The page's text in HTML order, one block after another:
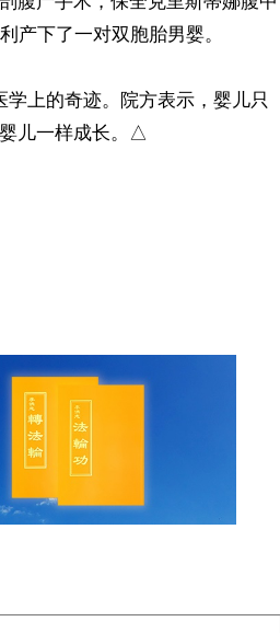
产下了一对双胞胎男婴。
上的奇迹。院方表示，婴儿只
儿一样成长。△